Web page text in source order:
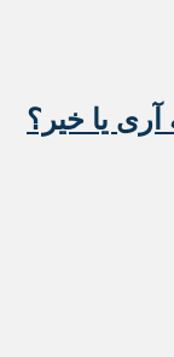
یا خیر؟